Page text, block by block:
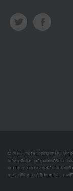
© 2007–2018 Iepirkumi.lv.
Informācijas pārpublicēšana
Imperum nenes nekādu
materiāli vai citāda veida